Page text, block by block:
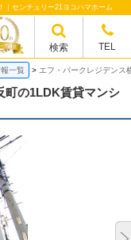
検索 TEL
｜センチュリー21ヨコハマホーム
一覧 エフ・パークレジデンス
町の1LDK賃貸マンシ